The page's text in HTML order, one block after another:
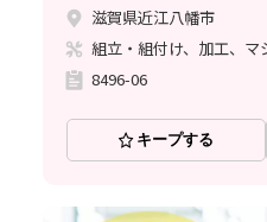
滋賀県近江八幡市
8496-06
キープする